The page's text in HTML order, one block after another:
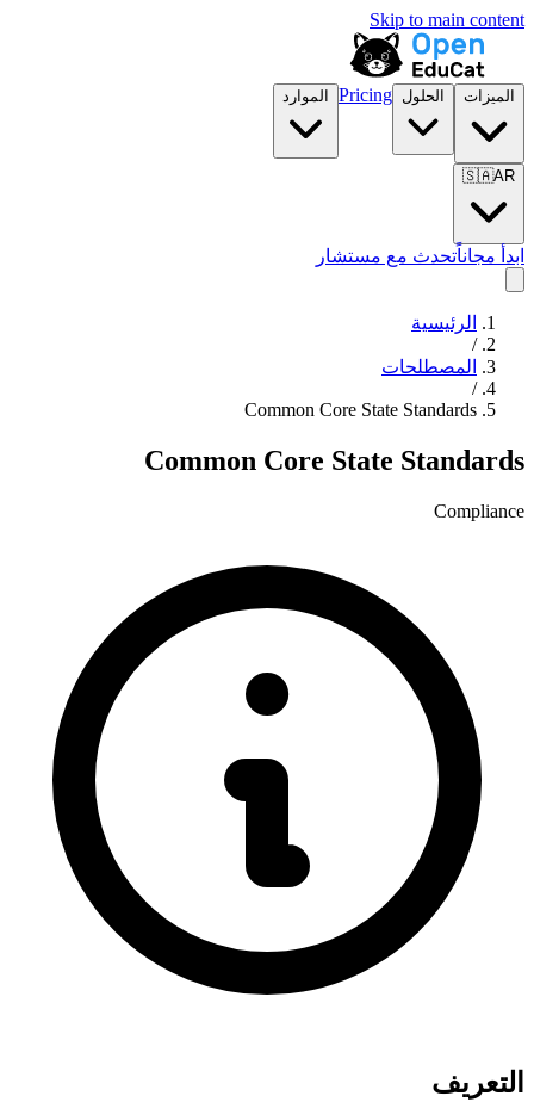
Skip to main content
الميزات الحلول Pricing الموارد
🇸🇦AR
ابدأ مجاناًتحدث مع مستشار
الرئيسية
/
المصطلحات
/
Common Core State Standards
Common Core State Standards
Compliance
التعريف